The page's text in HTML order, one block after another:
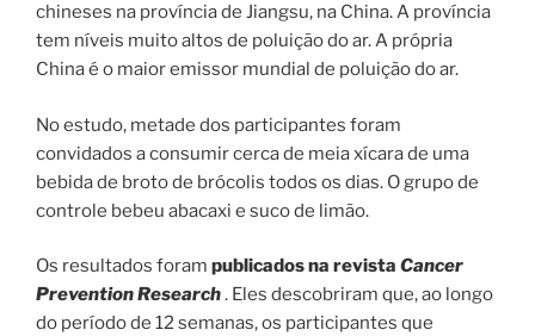
chineses na província de Jiangsu, na China. A província
tem níveis muito altos de poluição do ar. A própria
China é o maior emissor mundial de poluição do ar.
No estudo, metade dos participantes foram
convidados a consumir cerca de meia xícara de uma
bebida de broto de brócolis todos os dias. O grupo de
controle bebeu abacaxi e suco de limão.
Os resultados foram publicados na revista Cancer
Prevention Research. Eles descobriram que, ao longo
do período de 12 semanas, os participantes que